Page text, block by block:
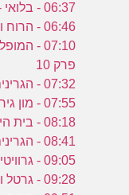
06:37 - בלואי - פרק 19
06:46 - הרוח ומולי מגי 2 - פרק 26
פרק 10
07:32 - הגרינים בעיר הגדולה - פרק 1
07:55 - מון גירל ושדינוזאור - פרק 3
08:18 - בית הינשוף ע.2 - פרק 32
08:41 - הגרינים בעיר הגדולה ע.3 - פרק 63
09:05 - גרוויטי פולס עונה 2 - פרק 27
09:28 - גרטל והאוגר - פרק 15